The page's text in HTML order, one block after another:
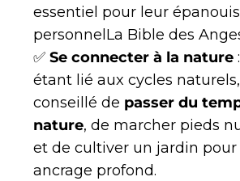
essentiel pour leur
personnel​La Bible des
✅ Se connecter à la nature
étant lié aux cycles
conseillé de passer du
nature, de marcher pieds
et de cultiver un jardin
ancrage profond.